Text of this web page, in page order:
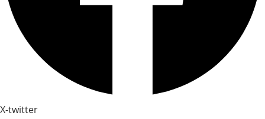
X-twitter